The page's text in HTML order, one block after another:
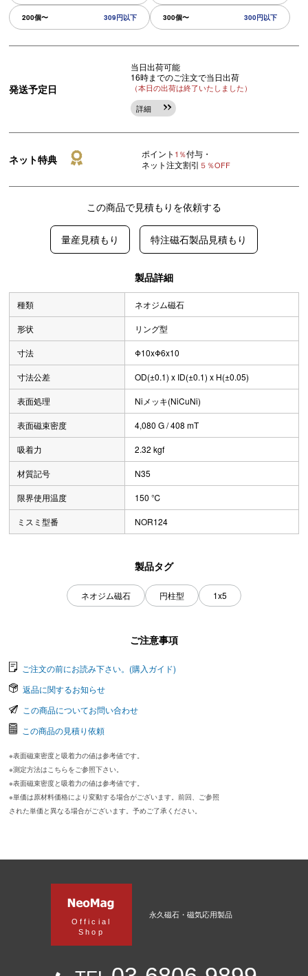
200個〜 309円以下 300個〜 300円以下
発送予定日
当日出荷可能
16時までのご注文で当日出荷
（本日の出荷は終了いたしました）
詳細
ネット特典 ポイント 1％付与・
ネット注文割引 ５％OFF
この商品で見積もりを依頼する
量産見積もり 特注磁石製品見積もり
製品詳細
種類 ネオジム磁石
形状 リング型
寸法 Φ10xΦ6x10
寸法公差 OD(±0.1) x ID(±0.1) x H(±0.05)
表面処理 Niメッキ(NiCuNi)
表面磁束密度 4,080 G / 408 mT
吸着力 2.32 kgf
材質記号 N35
限界使用温度 150 ℃
ミスミ型番 NOR124
製品タグ
ネオジム磁石 円柱型 1x5
ご注意事項
ご注文の前にお読み下さい。(購入ガイド)
返品に関するお知らせ
この商品についてお問い合わせ
この商品の見積り依頼
※表面磁束密度と吸着力の値は参考値です。
※測定方法はこちらをご参照下さい。
※表面磁束密度と吸着力の値は参考値です。
※単価は原材料価格により変動する場合がございます。前回、ご参照
された単価と異なる場合がございます。予めご了承ください。
Official
Shop
永久磁石・磁気応用製品